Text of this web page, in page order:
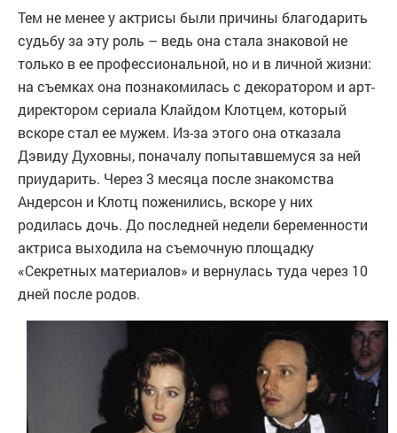
Тем не менее у актрисы были причины благодарить
судьбу за эту роль – ведь она стала знаковой не
только в ее профессиональной, но и в личной жизни:
на съемках она познакомилась с декоратором и арт-
директором сериала Клайдом Клотцем, который
вскоре стал ее мужем. Из-за этого она отказала
Дэвиду Духовны, поначалу попытавшемуся за ней
приударить. Через 3 месяца после знакомства
Андерсон и Клотц поженились, вскоре у них
родилась дочь. До последней недели беременности
актриса выходила на съемочную площадку
«Секретных материалов» и вернулась туда через 10
дней после родов.